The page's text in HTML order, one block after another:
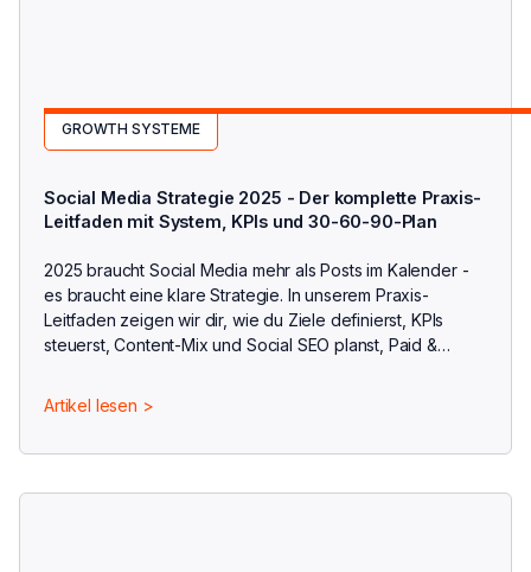
GROWTH SYSTEME
Social Media Strategie 2025 - Der komplette Praxis-
Leitfaden mit System, KPIs und 30-60-90-Plan
2025 braucht Social Media mehr als Posts im Kalender -
es braucht eine klare Strategie. In unserem Praxis-
Leitfaden zeigen wir dir, wie du Ziele definierst, KPIs
steuerst, Content-Mix und Social SEO planst, Paid &
nachhaltig Wirkung erzielst.
Artikel lesen >